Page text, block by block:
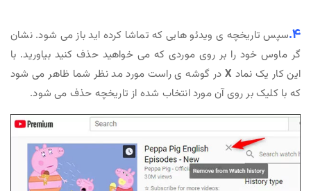
4. سپس تاریخچه ی ویدئو هایی که تماشا کرده اید باز می شود. نشان
گر ماوس خود را بر روی موردی که می خواهید حذف کنید بیاورید. با
این کار یک نماد X در گوشه ی راست مورد مد نظر شما ظاهر می شود
که با کلیک بر روی آن مورد انتخاب شده از تاریخچه حذف می شود.